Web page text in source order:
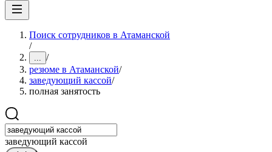
Поиск сотрудников в Атаманской
/
... /
резюме в Атаманской/
заведующий кассой/
полная занятость
заведующий кассой